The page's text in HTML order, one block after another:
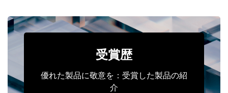
受賞歴
優れた製品に敬意を：受賞した製品の紹
介